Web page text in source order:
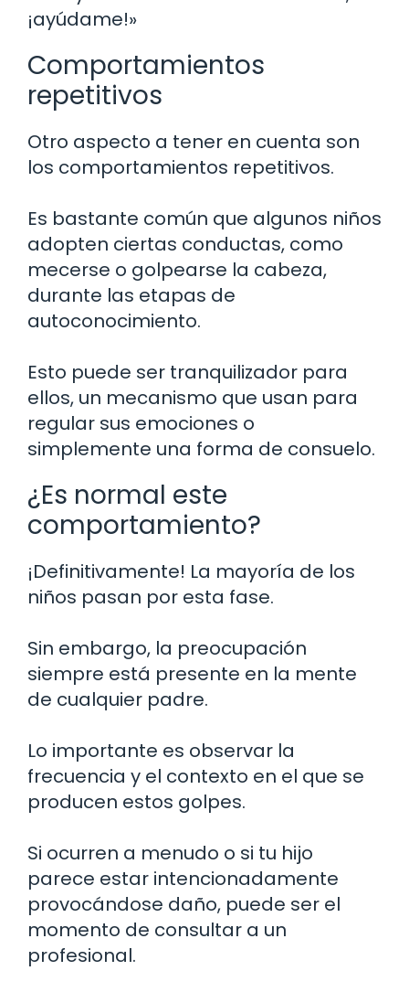
¡ayúdame!»
Comportamientos
repetitivos
Otro aspecto a tener en cuenta son
los comportamientos repetitivos.
Es bastante común que algunos niños
adopten ciertas conductas, como
mecerse o golpearse la cabeza,
durante las etapas de
autoconocimiento.
Esto puede ser tranquilizador para
ellos, un mecanismo que usan para
regular sus emociones o
simplemente una forma de consuelo.
¿Es normal este
comportamiento?
¡Definitivamente! La mayoría de los
niños pasan por esta fase.
Sin embargo, la preocupación
siempre está presente en la mente
de cualquier padre.
Lo importante es observar la
frecuencia y el contexto en el que se
producen estos golpes.
Si ocurren a menudo o si tu hijo
parece estar intencionadamente
provocándose daño, puede ser el
momento de consultar a un
profesional.